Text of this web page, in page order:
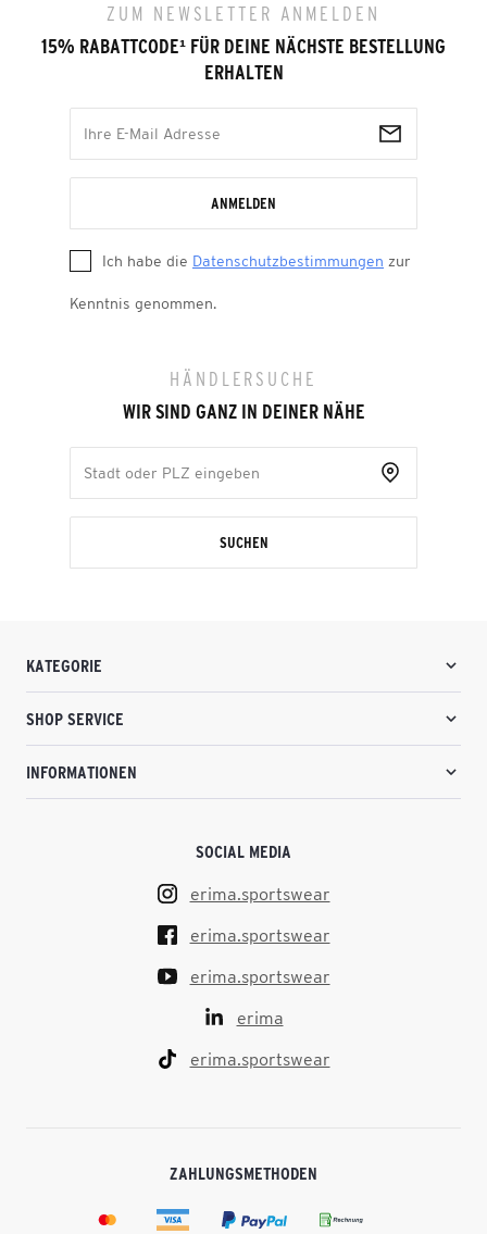
ZUM NEWSLETTER ANMELDEN
15% RABATTCODE¹ FÜR DEINE NÄCHSTE BESTELLUNG
ERHALTEN
ANMELDEN
Ich habe die Datenschutzbestimmungen zur
Kenntnis genommen.
HÄNDLERSUCHE
WIR SIND GANZ IN DEINER NÄHE
SUCHEN
KATEGORIE
SHOP SERVICE
INFORMATIONEN
SOCIAL MEDIA
erima.sportswear
erima.sportswear
erima.sportswear
erima
erima.sportswear
ZAHLUNGSMETHODEN